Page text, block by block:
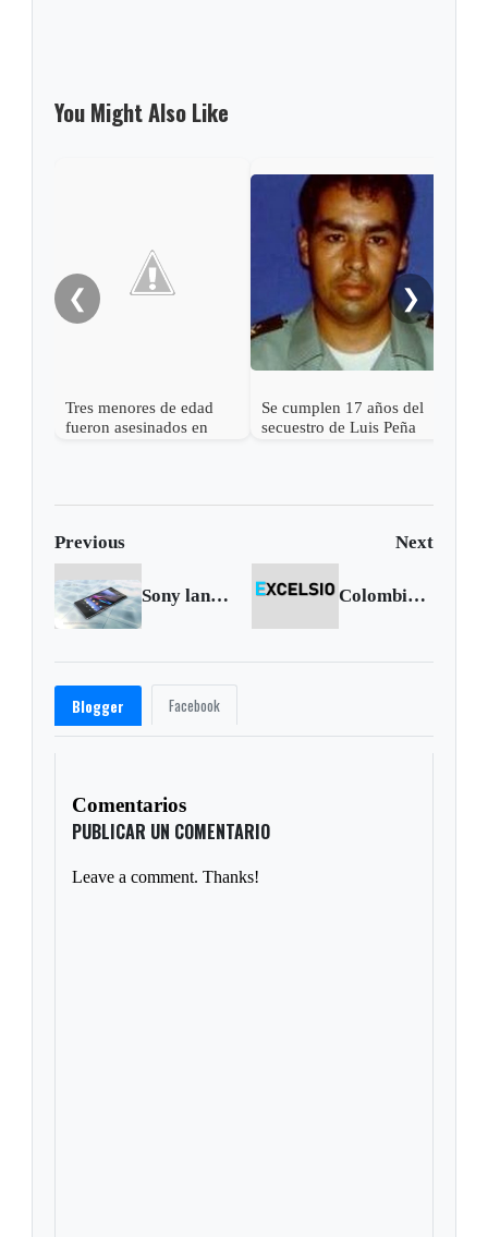
You Might Also Like
❮
Tres menores de edad
fueron asesinados en
Se cumplen 17 años del
secuestro de Luis Peña
❯
Previous Next
Sony lanza Xperia Z1S, resistente al agua y con la mejor cámara del mercado Colombia líder de desempleo en América Latina: Cepal
Blogger Facebook
Comentarios
PUBLICAR UN COMENTARIO
Leave a comment. Thanks!